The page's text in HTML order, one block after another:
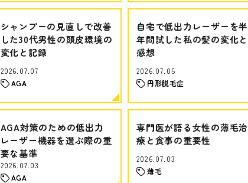
シャンプーの見直しで改善
した30代男性の頭皮環境の
変化と記録
2026.07.07
AGA
自宅で低出力レーザーを半
年間試した私の髪の変化と
感想
2026.07.05
円形脱毛症
AGA対策のための低出力
レーザー機器を選ぶ際の重
要な基準
2026.07.03
AGA
専門医が語る女性の薄毛治
療と食事の重要性
2026.07.03
薄毛